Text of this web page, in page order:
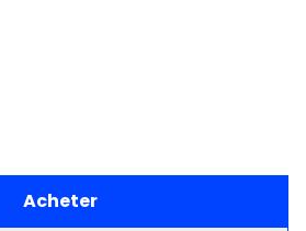
Acheter